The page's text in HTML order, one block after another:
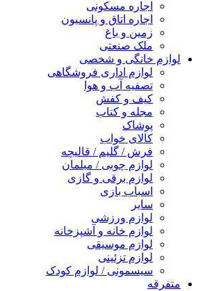
اجاره مسکونی
اجاره اتاق و پانسیون
زمین و باغ
ملک صنعتی
لوازم خانگی و شخصی
لوازم اداری فروشگاهی
تصفیه آب و هوا
کیف و کفش
مجله و کتاب
پوشاک
کالای خواب
فرش / گلیم / قالیچه
لوازم چوبی / مبلمان
لوازم برقی و گازی
اسباب بازی
سایر
لوازم ورزشی
لوازم خانه و آشپزخانه
لوازم موسیقی
لوازم تزئینی
سیسمونی / لوازم کودک
متفرقه